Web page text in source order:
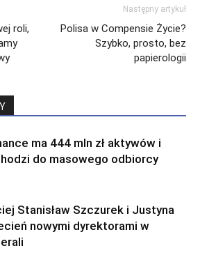
roli,
Następny artykuł
Polisa w Compensie Życie?
Szybko, prosto, bez
papierologii
ma 444 mln zł aktywów i
do masowego odbiorcy
Stanisław Szczurek i Justyna
nowymi dyrektorami w